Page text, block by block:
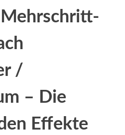
/
– Die
Effekte